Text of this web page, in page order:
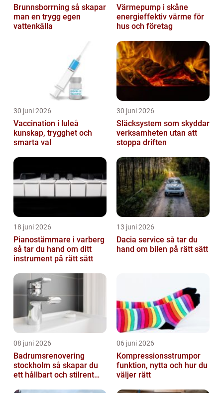
Brunnsborrning så skapar
man en trygg egen
vattenkälla
Värmepump i skåne
energieffektiv värme för
hus och företag
30 juni 2026
Vaccination i luleå
kunskap, trygghet och
smarta val
30 juni 2026
Släcksystem som skyddar
verksamheten utan att
stoppa driften
18 juni 2026
Pianostämmare i varberg
så tar du hand om ditt
instrument på rätt sätt
13 juni 2026
Dacia service så tar du
hand om bilen på rätt sätt
08 juni 2026
Badrumsrenovering
stockholm så skapar du
ett hållbart och stilrent
06 juni 2026
Kompressionsstrumpor
funktion, nytta och hur du
väljer rätt